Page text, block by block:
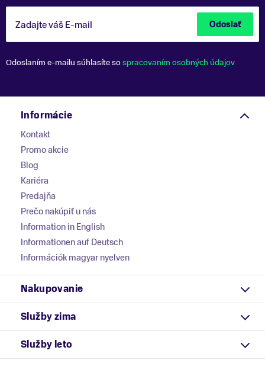
Zadajte váš E-mail Odoslať
Odoslaním e-mailu súhlasíte sospracovaním osobných údajov
Informácie
Kontakt
Promo akcie
Blog
Kariéra
Predajňa
Prečo nakúpiť u nás
Information in English
Informationen auf Deutsch
Információk magyar nyelven
Nakupovanie
Služby zima
Služby leto